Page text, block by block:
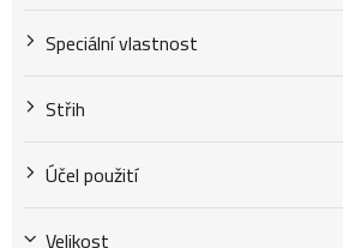
Speciální vlastnost
Střih
Účel použití